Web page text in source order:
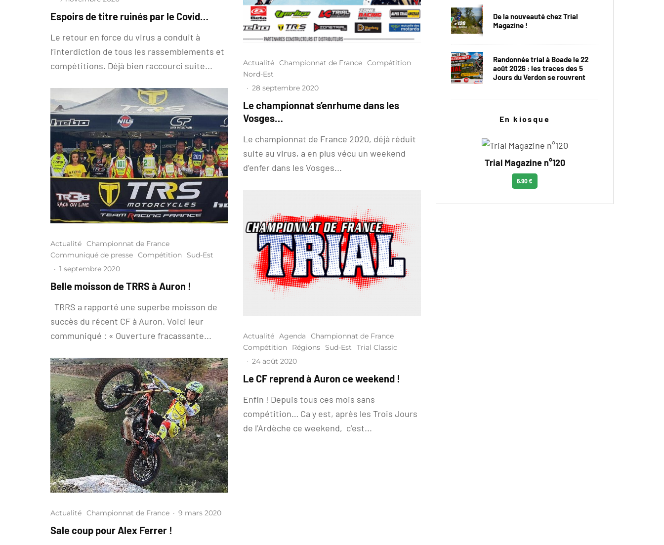
Espoirs de titre ruinés par le Covid…
Le retour en force du virus a conduit à
l’interdiction de tous les rassemblements et
compétitions. Déjà bien raccourci suite...
Actualité Championnat de France
Communiqué de presse Compétition
Sud-Est
· 1 septembre 2020
Belle moisson de TRRS à Auron !
TRRS a rapporté une superbe moisson de
succès du récent CF à Auron. Voici leur
communiqué : « Ouverture fracassante...
Actualité Championnat de France · 9 mars 2020
Sale coup pour Alex Ferrer !
Actualité Championnat de France Compétition
Nord-Est
· 28 septembre 2020
Le championnat s’enrhume dans les
Vosges…
Le championnat de France 2020, déjà réduit
suite au virus, a en plus vécu un weekend
d’enfer dans les Vosges...
Actualité Agenda
Championnat de France
Compétition
Régions Sud-Est
Trial Classic
· 24 août 2020
Le CF reprend à Auron ce weekend !
Enfin ! Depuis tous ces mois sans
compétition… Ca y est, après les Trois Jours
de l’Ardèche ce weekend, c’est...
De la nouveauté chez Trial
Magazine !
Randonnée trial à Boade le 22
août 2026 : les traces des 5
Jours du Verdon se rouvrent
En kiosque
Trial Magazine n°120
6.90 €